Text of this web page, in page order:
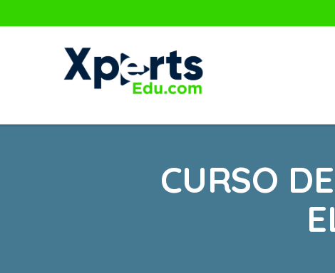
CURSO